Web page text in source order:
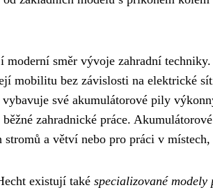
moderní směr vývoje zahradní
mobilitu bez závislosti na elektrické
své akumulátorové pily
zahradnické práce.
a větví nebo pro práci v
existují také specializované